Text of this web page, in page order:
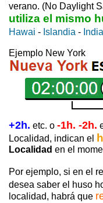
verano. (No Daylight
utiliza el mismo
Hawai - Islandia - India
Ejemplo New York
+2h. etc. o -1h. -2h.
Localidad, indican el
Localidad en el
Por ejemplo, si en el
desea saber el huso
localidad, habrá que